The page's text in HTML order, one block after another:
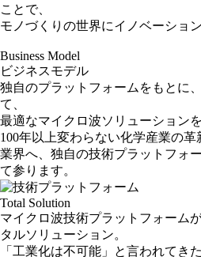
ことで、
モノづくりの世界にイノベーショ
Business Model
ビジネスモデル
独自のプラットフォームをもとに、
て、
最適なマイクロ波ソリューションを
100年以上変わらない化学産業の
業界へ、独自の技術プラットフォ
て参ります。
Total Solution
マイクロ波技術プラットフォーム
タルソリューション。
「工業化は不可能」と言われてき